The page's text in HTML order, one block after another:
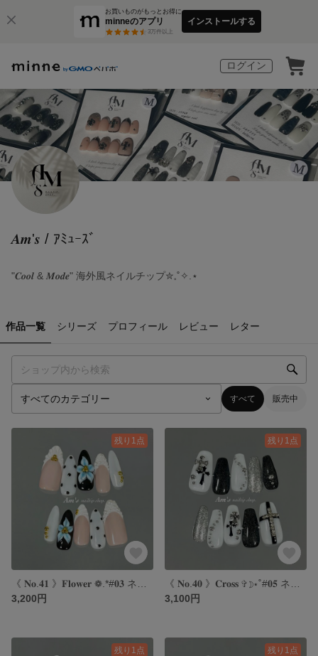
お買いものがもっとお得に
minneのアプリ
3万件以上
インストールする
ログイン
𝑨𝒎'𝒔 / ｱﾐｭｰｽﾞ
"𝑪𝒐𝒐𝒍 & 𝑴𝒐𝒅𝒆" 海外風ネイルチップ✮𓈒˚✧.⋆
作品一覧 シリーズ プロフィール レビュー レター
すべて 販売中
残り1点
3,200円
残り1点
3,100円
残り1点 残り1点